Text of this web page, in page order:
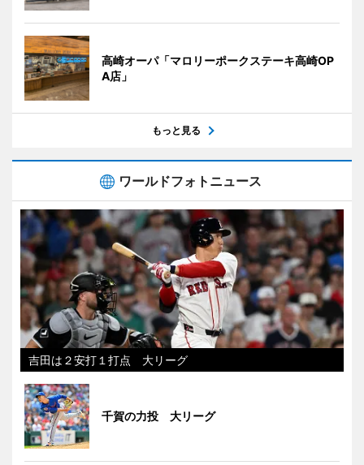
高崎オーパ「マロリーポークステーキ高崎OP
A店」
もっと見る
ワールドフォトニュース
吉田は２安打１打点 大リーグ
千賀の力投 大リーグ